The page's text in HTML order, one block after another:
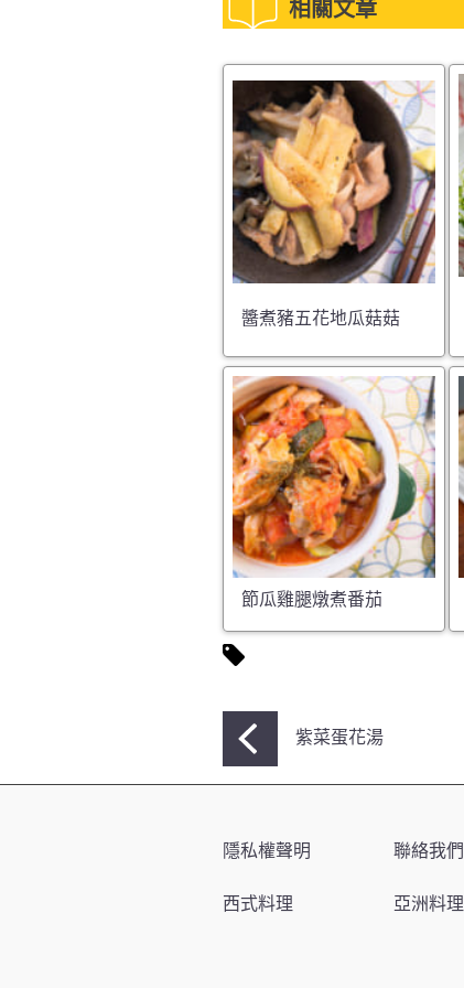
相關文章
醬煮豬五花地瓜菇菇
節瓜雞腿燉煮番茄
文
章
覽
紫菜蛋花湯
隱私權聲明 聯絡我們
西式料理 亞洲料理